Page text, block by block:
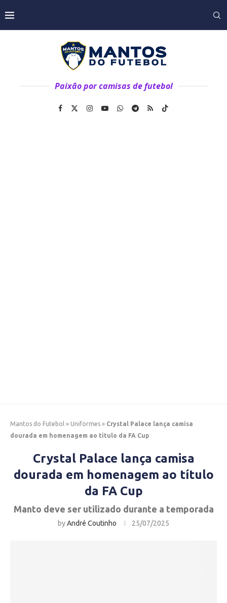
Paixão por camisas de futebol
Mantos do Futebol » Uniformes » Crystal Palace lança camisa
dourada em homenagem ao título da FA Cup
Crystal Palace lança camisa
dourada em homenagem ao título
da FA Cup
Manto deve ser utilizado durante a temporada
byAndré Coutinho 25/07/2025